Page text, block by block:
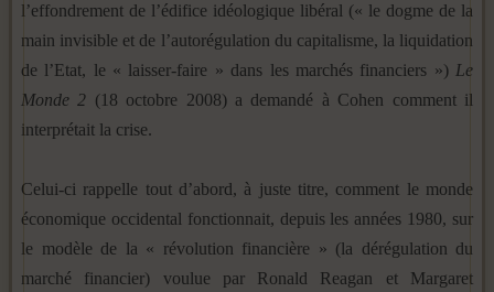
l’effondrement de l’édifice idéologique libéral (« le dogme de la
main invisible et de l’autorégulation du capitalisme, la liquidation
de l’Etat, le « laisser-faire » dans les marchés financiers ») Le
Monde 2 (18 octobre 2008) a demandé à Cohen comment il
interprétait la crise.
Celui-ci rappelle tout d’abord, à juste titre, comment le monde
économique occidental fonctionnait, depuis les années 1980, sur
le modèle de la « révolution financière » (la dérégulation du
marché financier) voulue par Ronald Reagan et Margaret